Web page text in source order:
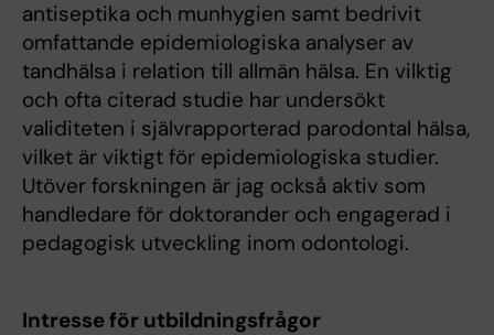
antiseptika och munhygien samt bedrivit
omfattande epidemiologiska analyser av
tandhälsa i relation till allmän hälsa. En vilktig
och ofta citerad studie har undersökt
validiteten i självrapporterad parodontal hälsa,
vilket är viktigt för epidemiologiska studier.
Utöver forskningen är jag också aktiv som
handledare för doktorander och engagerad i
pedagogisk utveckling inom odontologi.
Intresse för utbildningsfrågor